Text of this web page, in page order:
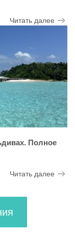
Читать далее
Полное
Читать далее